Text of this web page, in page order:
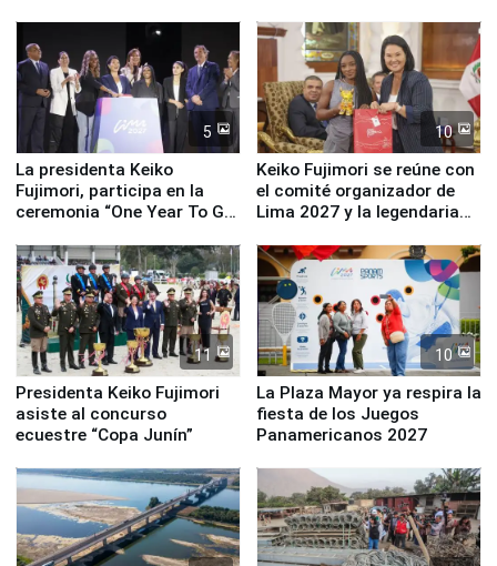
equipamiento para
Serenazgo
5
La presidenta Keiko
Fujimori, participa en la
ceremonia “One Year To Go
10
Keiko Fujimori se reúne con
el comité organizador de
Lima 2027 y la legendaria
11
Presidenta Keiko Fujimori
asiste al concurso
ecuestre “Copa Junín”
10
La Plaza Mayor ya respira la
fiesta de los Juegos
Panamericanos 2027